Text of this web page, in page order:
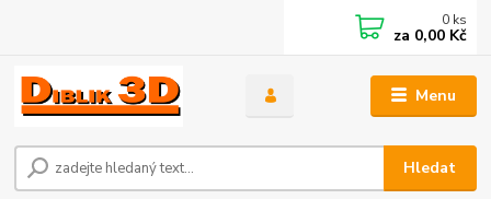
Menu
Hledat
0 ks
za 0,00 Kč